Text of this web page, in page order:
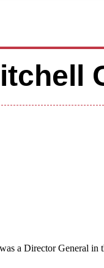
a Director General in